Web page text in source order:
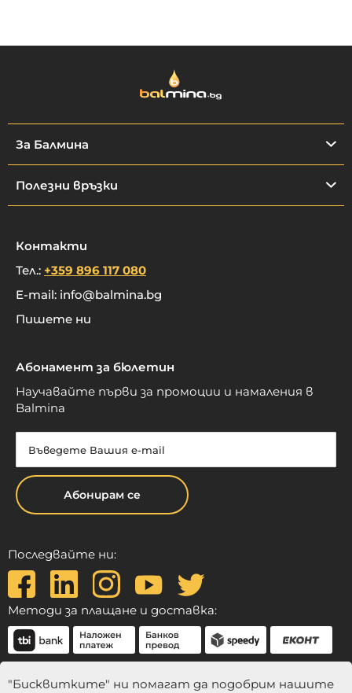
За Балмина
Полезни връзки
Контакти
Тел.: +359 896 117 080
E-mail: info@balmina.bg
Пишете ни
Абонамент за бюлетин
Научавайте първи за промоции и намаления в
Balmina
Абонирам се
Последвайте ни:
Методи за плащане и доставка:
"Бисквитките" ни помагат да подобрим нашите